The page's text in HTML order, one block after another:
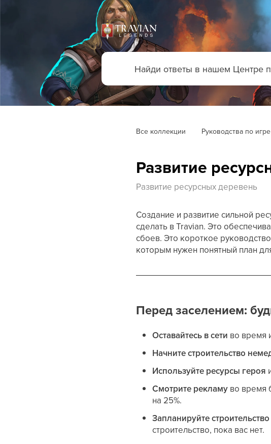
Все коллекции Руководства по игре
Развитие
Развитие ресурсных деревень
Создание и развитие сильной
сделать в Travian. Это
сбоев. Это короткое
которым нужен понятный план
Перед заселением:
Оставайтесь в сети во время
Начните строительство
Используйте ресурсы героя
Смотрите рекламу во время
на 25%.
Запланируйте
строительство, пока вас нет.